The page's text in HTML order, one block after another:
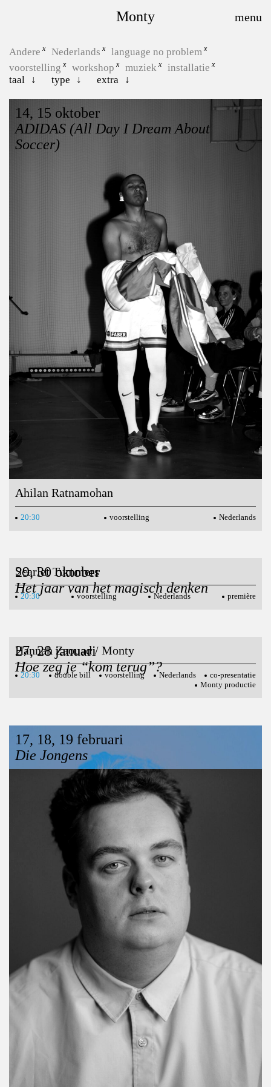
Monty
Andere Nederlands
language no problem
voorstelling
workshop muziek
installatie
taal
type extra
14, 15 oktober
ADIDAS (All Day I Dream About
Soccer)
Ahilan Ratnamohan
20:30 voorstelling Nederlands
29, 30 oktober
Het jaar van het magisch denken
Scarlet Tummers
20:30 voorstelling Nederlands première
27, 28 januari
Hoe zeg je “kom terug”?
Hannah Zaouad / Monty
20:30 double bill voorstelling Nederlands
co-presentatie
Monty productie
17, 18, 19 februari
Die Jongens